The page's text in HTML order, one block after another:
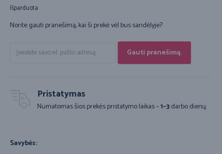
Išparduota
Norite gauti pranešimą, kai ši prekė vėl bus sandėlyje?
Gauti pranešimą.
Pristatymas
Numatomas šios prekės pristatymo laikas –1–3darbo dienų.
Savybės: